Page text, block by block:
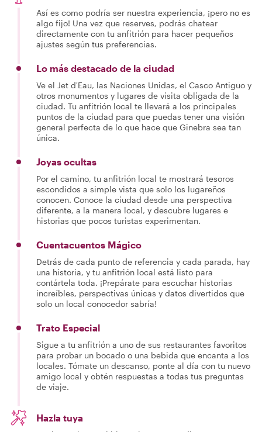
Así es como podría ser nuestra experiencia, ¡pero no es
algo fijo! Una vez que reserves, podrás chatear
directamente con tu anfitrión para hacer pequeños
ajustes según tus preferencias.
Lo más destacado de la ciudad
Ve el Jet d'Eau, las Naciones Unidas, el Casco Antiguo y
otros monumentos y lugares de visita obligada de la
ciudad. Tu anfitrión local te llevará a los principales
puntos de la ciudad para que puedas tener una visión
general perfecta de lo que hace que Ginebra sea tan
única.
Joyas ocultas
Por el camino, tu anfitrión local te mostrará tesoros
escondidos a simple vista que solo los lugareños
conocen. Conoce la ciudad desde una perspectiva
diferente, a la manera local, y descubre lugares e
historias que pocos turistas experimentan.
Cuentacuentos Mágico
Detrás de cada punto de referencia y cada parada, hay
una historia, y tu anfitrión local está listo para
contártela toda. ¡Prepárate para escuchar historias
increíbles, perspectivas únicas y datos divertidos que
solo un local conocedor sabría!
Trato Especial
Sigue a tu anfitrión a uno de sus restaurantes favoritos
para probar un bocado o una bebida que encanta a los
locales. Tómate un descanso, ponte al día con tu nuevo
amigo local y obtén respuestas a todas tus preguntas
de viaje.
Hazla tuya